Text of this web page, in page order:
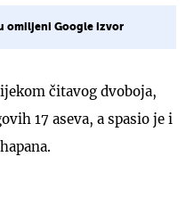
omiljeni Google izvor
čitavog dvoboja,
17 aseva, a spasio je i